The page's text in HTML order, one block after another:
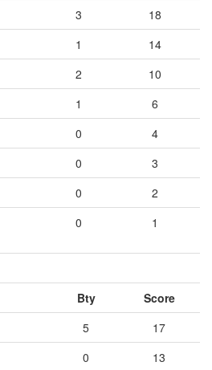
3
18
1
14
2
10
1
6
0
4
0
3
0
2
0 1
Bty
Score
5
17
0
13